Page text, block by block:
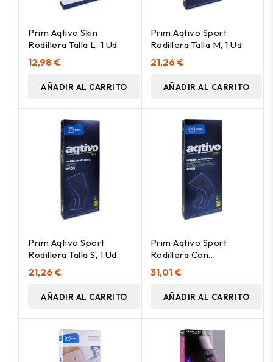
Prim Aqtivo Skin
Rodillera Talla L, 1 Ud
12,98 €
AÑADIR AL CARRITO
Prim Aqtivo Sport
Rodillera Talla M, 1 Ud
21,26 €
AÑADIR AL CARRITO
Prim Aqtivo Sport
Rodillera Talla S, 1 Ud
21,26 €
AÑADIR AL CARRITO
Prim Aqtivo Sport
Rodillera Con
Estabilizadores Talla S, 1
Ud
31,01 €
AÑADIR AL CARRITO